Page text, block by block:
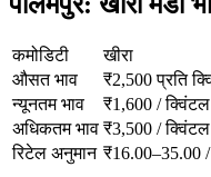
कमोडिटी
खीरा
औसत भाव
₹2,500 प्रति
न्यूनतम भाव
₹1,600 /क्विंटल
अधिकतम भाव ₹3,500 /क्विंटल
रिटेल अनुमान ₹16.00–35.00